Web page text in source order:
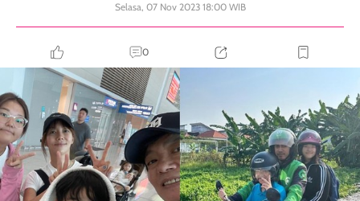
Selasa, 07 Nov 2023 18:00 WIB
0